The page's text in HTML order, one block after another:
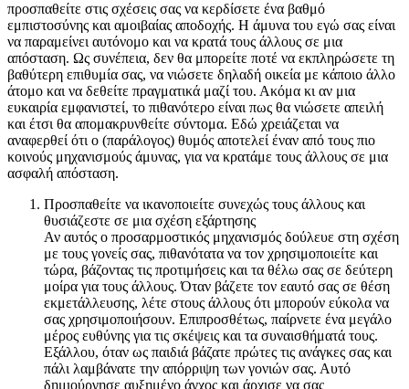
προσπαθείτε στις σχέσεις σας να κερδίσετε ένα βαθμό
εμπιστοσύνης και αμοιβαίας αποδοχής. Η άμυνα του εγώ σας είναι
να παραμείνει αυτόνομο και να κρατά τους άλλους σε μια
απόσταση. Ως συνέπεια, δεν θα μπορείτε ποτέ να εκπληρώσετε τη
βαθύτερη επιθυμία σας, να νιώσετε δηλαδή οικεία με κάποιο άλλο
άτομο και να δεθείτε πραγματικά μαζί του. Ακόμα κι αν μια
ευκαιρία εμφανιστεί, το πιθανότερο είναι πως θα νιώσετε απειλή
και έτσι θα απομακρυνθείτε σύντομα. Εδώ χρειάζεται να
αναφερθεί ότι ο (παράλογος) θυμός αποτελεί έναν από τους πιο
κοινούς μηχανισμούς άμυνας, για να κρατάμε τους άλλους σε μια
ασφαλή απόσταση.
Προσπαθείτε να ικανοποιείτε συνεχώς τους άλλους και
θυσιάζεστε σε μια σχέση εξάρτησης
Αν αυτός ο προσαρμοστικός μηχανισμός δούλευε στη σχέση
με τους γονείς σας, πιθανότατα να τον χρησιμοποιείτε και
τώρα, βάζοντας τις προτιμήσεις και τα θέλω σας σε δεύτερη
μοίρα για τους άλλους. Όταν βάζετε τον εαυτό σας σε θέση
εκμετάλλευσης, λέτε στους άλλους ότι μπορούν εύκολα να
σας χρησιμοποιήσουν. Επιπροσθέτως, παίρνετε ένα μεγάλο
μέρος ευθύνης για τις σκέψεις και τα συναισθήματά τους.
Εξάλλου, όταν ως παιδιά βάζατε πρώτες τις ανάγκες σας και
πάλι λαμβάνατε την απόρριψη των γονιών σας. Αυτό
δημιούργησε αυξημένο άγχος και άρχισε να σας